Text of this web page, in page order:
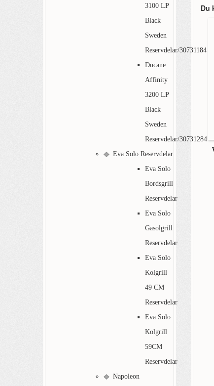
Du
3100 LP
Black
Sweden
Reservdelar/30731184
Ducane
Affinity
3200 LP
Black
Sweden
Reservdelar/30731284
Eva Solo Reservdelar
Eva Solo
Bordsgrill
Reservdelar
Eva Solo
Gasolgrill
Reservdelar
Eva Solo
Kolgrill
49 CM
Reservdelar
Eva Solo
Kolgrill
59CM
Reservdelar
Napoleon